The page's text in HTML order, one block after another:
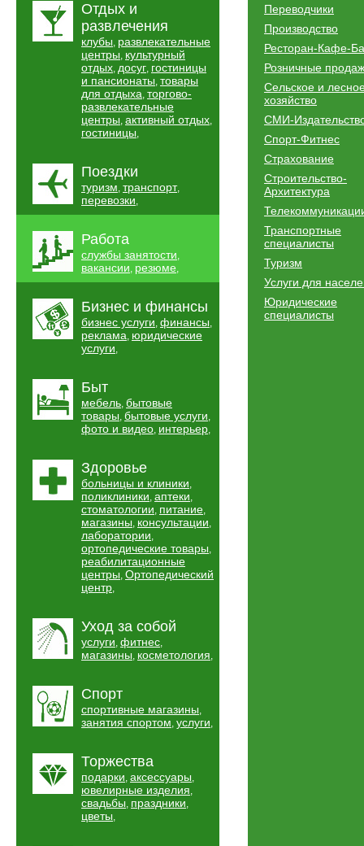
Отдых и
развлечения
клубы, развлекательные
центры, культурный
отдых, досуг, гостиницы
и пансионаты, товары
для отдыха, торгово-
развлекательные
центры, активный отдых,
гостиницы,
Поездки
туризм, транспорт,
перевозки,
Работа
службы занятости,
вакансии, резюме,
Бизнес и финансы
бизнес услуги, финансы,
реклама, юридические
услуги,
Быт
мебель, бытовые
товары, бытовые услуги,
фото и видео, интерьер,
Здоровье
больницы и клиники,
поликлиники, аптеки,
стоматологии, питание,
магазины, консультации,
лаборатории,
ортопедические товары,
реабилитационные
центры, Ортопедический
центр,
Уход за собой
услуги, фитнес,
магазины, косметология,
Спорт
спортивные магазины,
занятия спортом, услуги,
Торжества
подарки, аксессуары,
ювелирные изделия,
свадьбы, праздники,
цветы,
Переводчики
Производство
Ресторан-Кафе-
Розничные
Сельское и
хозяйство
СМИ-
Спорт-Фитнес
Страхование
Строительство-
Архитектура
Транспортные
специалисты
Туризм
Услуги для
Юридические
специалисты